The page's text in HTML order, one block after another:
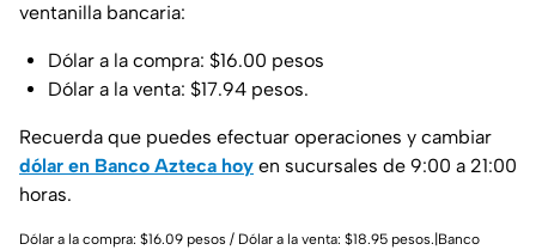
ventanilla bancaria:
Dólar a la compra: $16.00 pesos
Dólar a la venta: $17.94 pesos.
Recuerda que puedes efectuar operaciones y cambiar
dólar en Banco Azteca hoy en sucursales de 9:00 a 21:00
horas.
Dólar a la compra: $16.09 pesos / Dólar a la venta: $18.95 pesos.|Banco